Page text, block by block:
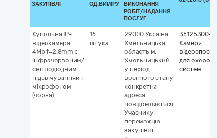
ЗАКУПІВЛІ
ОД.ВИМІРУ
ВИКОНАННЯ
РОБІТ/НАДАННЯ
ПОСЛУГ:
Купольна IP-
відеокамера
4Mp f=2.8mm з
інфрачервоним/
світлодіодним
підсвічуванням і
мікрофоном
(чорна)
16
штука
29000 Україна
Хмельницька
область м.
Хмельницький
у період
воєнного стану
конкретна
адреса
повідомляється
Учаснику-
переможцю
закупівлі
35125300-2
Камери
для
систем